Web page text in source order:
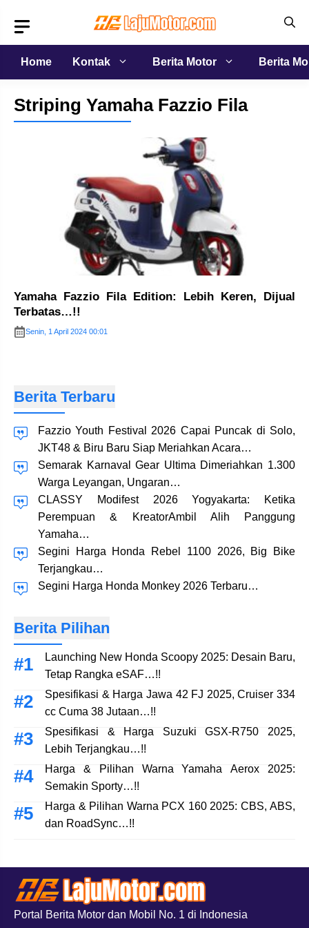
isi
Home
Kontak Berita Motor Berita
Striping Yamaha Fazzio Fila
Yamaha Fazzio Fila Edition: Lebih Keren, Dijual
Terbatas…!!
Senin, 1 April 2024 00:01
Berita Terbaru
Fazzio Youth Festival 2026 Capai Puncak di Solo,
JKT48 & Biru Baru Siap Meriahkan Acara…
Semarak Karnaval Gear Ultima Dimeriahkan 1.300
Warga Leyangan, Ungaran…
CLASSY Modifest 2026 Yogyakarta: Ketika
Perempuan & KreatorAmbil Alih Panggung
Yamaha…
Segini Harga Honda Rebel 1100 2026, Big Bike
Terjangkau…
Segini Harga Honda Monkey 2026 Terbaru…
Berita Pilihan
Launching New Honda Scoopy 2025: Desain Baru,
Tetap Rangka eSAF…!!
Spesifikasi & Harga Jawa 42 FJ 2025, Cruiser 334
cc Cuma 38 Jutaan…!!
Spesifikasi & Harga Suzuki GSX-R750 2025,
Lebih Terjangkau…!!
Harga & Pilihan Warna Yamaha Aerox 2025:
Semakin Sporty…!!
Harga & Pilihan Warna PCX 160 2025: CBS, ABS,
dan RoadSync…!!
Portal Berita Motor dan Mobil No. 1 di Indonesia